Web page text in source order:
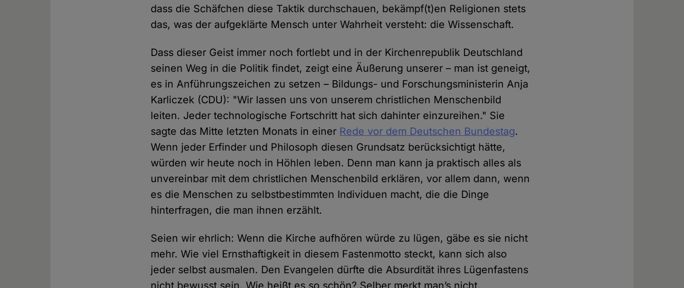
dass die Schäfchen diese Taktik durchschauen, bekämpf(t)en Religionen stets
das, was der aufgeklärte Mensch unter Wahrheit versteht: die Wissenschaft.
Dass dieser Geist immer noch fortlebt und in der Kirchenrepublik Deutschland
seinen Weg in die Politik findet, zeigt eine Äußerung unserer – man ist geneigt,
es in Anführungszeichen zu setzen – Bildungs- und Forschungsministerin Anja
Karliczek (CDU): "Wir lassen uns von unserem christlichen Menschenbild
leiten. Jeder technologische Fortschritt hat sich dahinter einzureihen." Sie
sagte das Mitte letzten Monats in einer Rede vor dem Deutschen Bundestag.
Wenn jeder Erfinder und Philosoph diesen Grundsatz berücksichtigt hätte,
würden wir heute noch in Höhlen leben. Denn man kann ja praktisch alles als
unvereinbar mit dem christlichen Menschenbild erklären, vor allem dann, wenn
es die Menschen zu selbstbestimmten Individuen macht, die die Dinge
hinterfragen, die man ihnen erzählt.
Seien wir ehrlich: Wenn die Kirche aufhören würde zu lügen, gäbe es sie nicht
mehr. Wie viel Ernsthaftigkeit in diesem Fastenmotto steckt, kann sich also
jeder selbst ausmalen. Den Evangelen dürfte die Absurdität ihres Lügenfastens